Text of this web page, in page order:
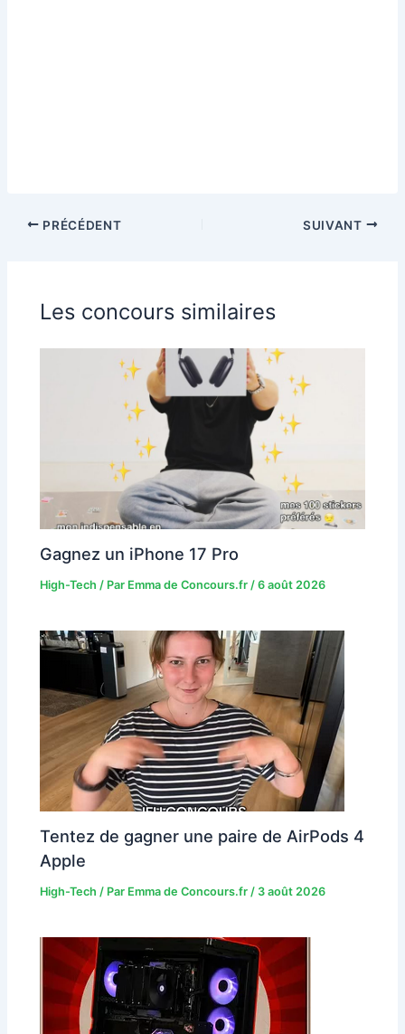
PRÉCÉDENT SUIVANT
Les concours similaires
Gagnez un iPhone 17 Pro
High-Tech / Par Emma de Concours.fr/6 août 2026
Tentez de gagner une paire de AirPods 4
Apple
High-Tech / Par Emma de Concours.fr/ 3 août 2026